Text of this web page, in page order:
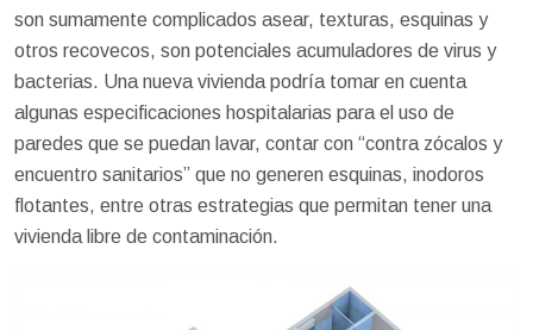
son sumamente complicados asear, texturas, esquinas y
otros recovecos, son potenciales acumuladores de virus y
bacterias. Una nueva vivienda podría tomar en cuenta
algunas especificaciones hospitalarias para el uso de
paredes que se puedan lavar, contar con “contra zócalos y
encuentro sanitarios” que no generen esquinas, inodoros
flotantes, entre otras estrategias que permitan tener una
vivienda libre de contaminación.